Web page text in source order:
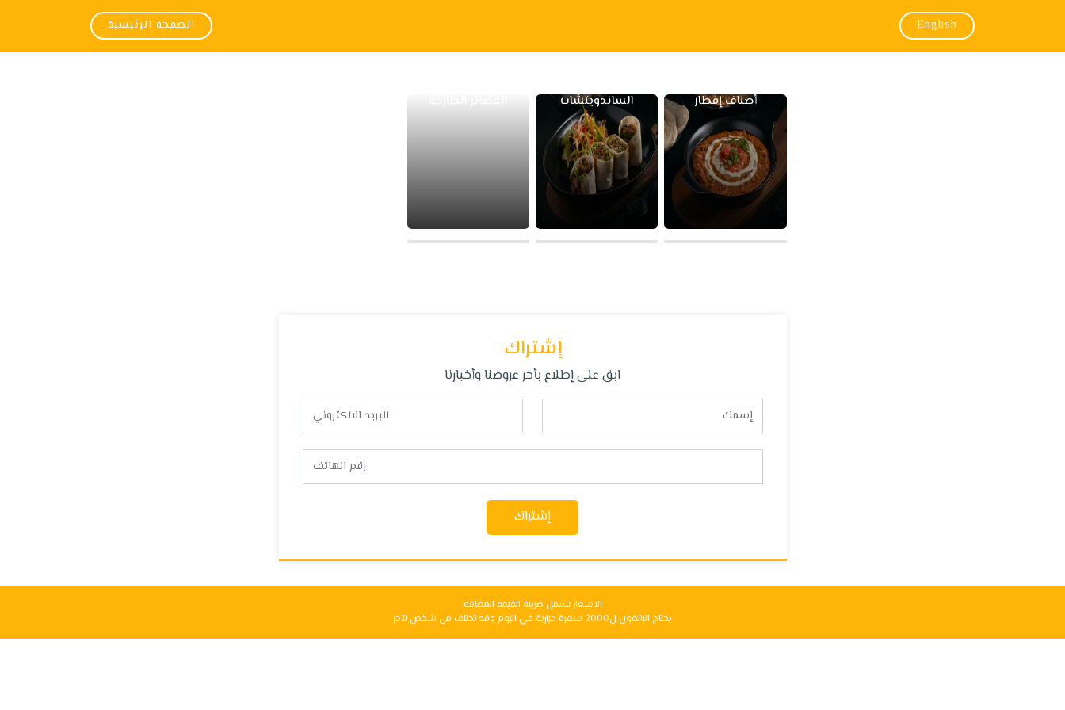
English الصفحة الرئيسية
أصناف إفطار الساندويتشات
إشتراك
ابق على إطلاع بأخر عروضنا وأخبارنا
إشتراك
الاسعار تشمل ضريبة القيمة المضافة
يحتاج البالغون ل2000 سعرة حرارية في اليوم وقد تختلف من شخص لآخر